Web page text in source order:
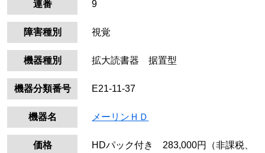
連番 9
障害種別 視覚
機器種別 拡大読書器 据置型
機器分類番号 E21-11-37
機器名 メーリンＨＤ
価格
HDパック付き 283,000円（非課税、